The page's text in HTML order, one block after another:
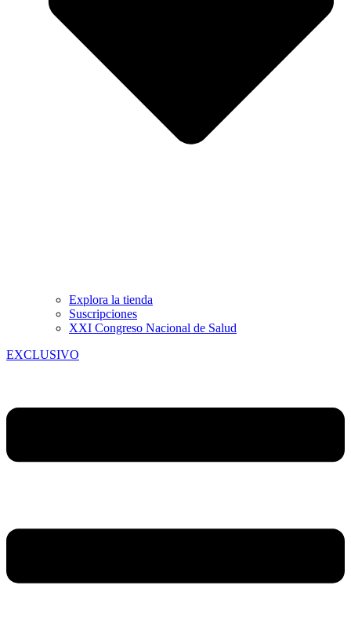
Explora la tienda
Suscripciones
XXI Congreso Nacional de Salud
EXCLUSIVO